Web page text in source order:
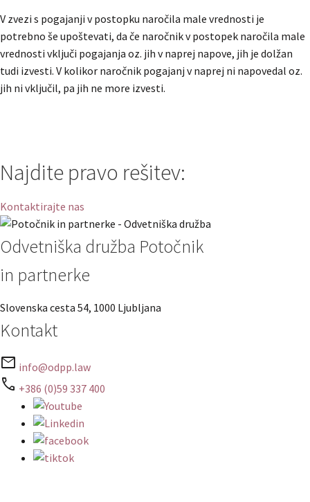
V zvezi s pogajanji v postopku naročila male vrednosti je
potrebno še upoštevati, da če naročnik v postopek naročila male
vrednosti vključi pogajanja oz. jih v naprej napove, jih je dolžan
tudi izvesti. V kolikor naročnik pogajanj v naprej ni napovedal oz.
jih ni vključil, pa jih ne more izvesti.
Najdite pravo rešitev:
Kontaktirajte nas
Odvetniška družba Potočnik
in partnerke
Slovenska cesta 54, 1000 Ljubljana
Kontakt
mail info@odpp.law
call +386 (0)59 337 400